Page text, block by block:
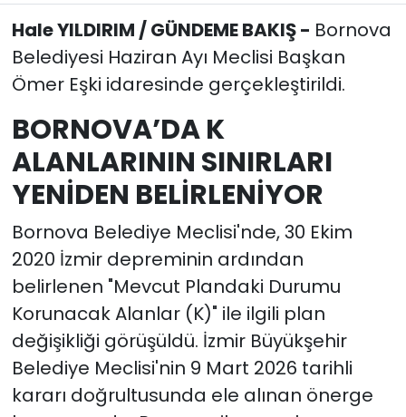
Hale YILDIRIM / GÜNDEME BAKIŞ - Bornova
Belediyesi Haziran Ayı Meclisi Başkan
Ömer Eşki idaresinde gerçekleştirildi.
BORNOVA’DA K
ALANLARININ SINIRLARI
YENİDEN BELİRLENİYOR
Bornova Belediye Meclisi'nde, 30 Ekim
2020 İzmir depreminin ardından
belirlenen "Mevcut Plandaki Durumu
Korunacak Alanlar (K)" ile ilgili plan
değişikliği görüşüldü. İzmir Büyükşehir
Belediye Meclisi'nin 9 Mart 2026 tarihli
kararı doğrultusunda ele alınan önerge
YEREL YÖNETİMLER
Yurt